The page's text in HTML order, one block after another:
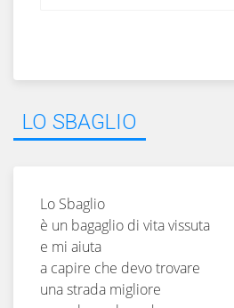
LO SBAGLIO
Lo Sbaglio
è un bagaglio di vita vissuta
e mi aiuta
a capire che devo trovare
una strada migliore